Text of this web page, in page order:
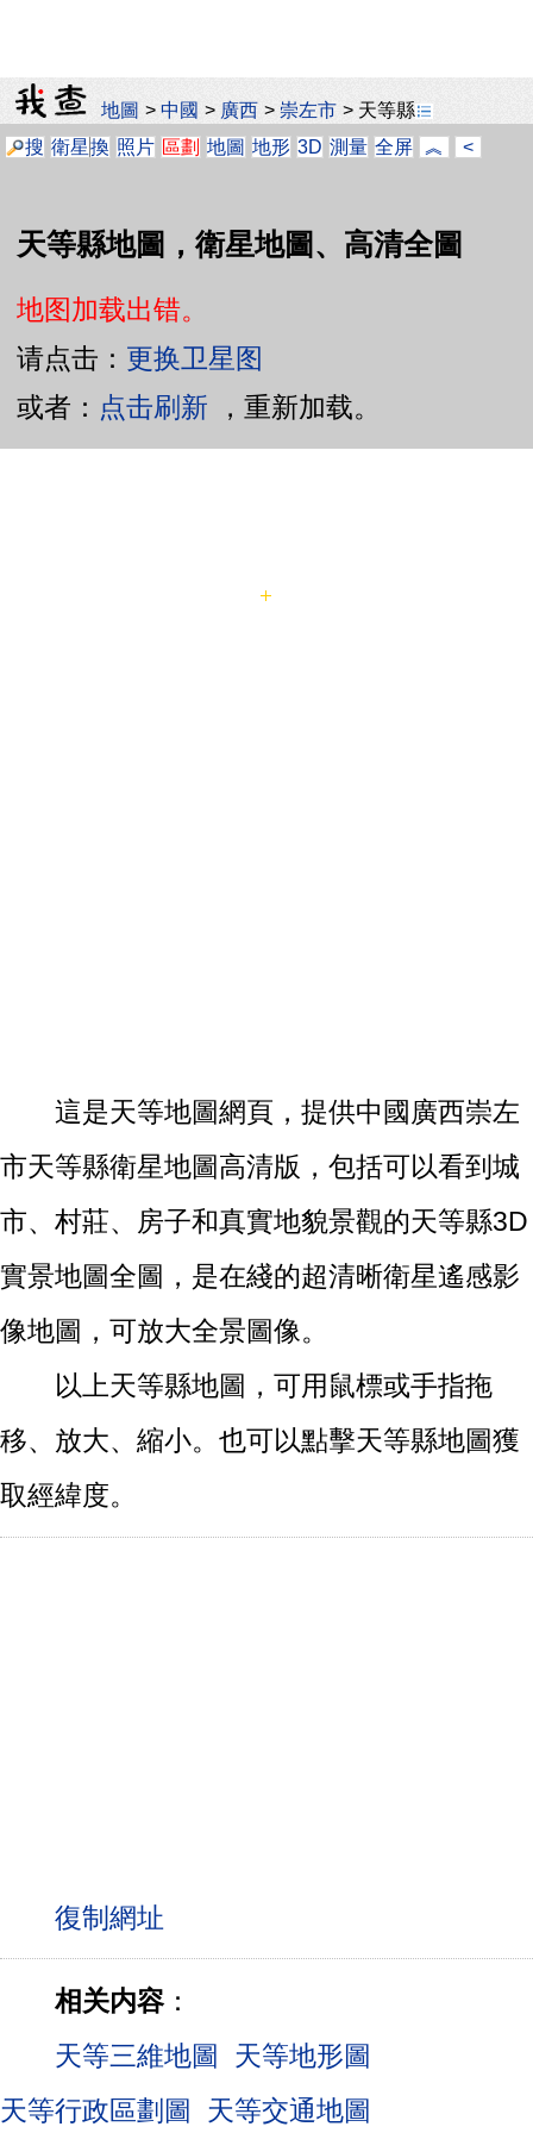
地圖 >中國 > 廣西 > 崇左市 > 天等縣
搜 衛星換 照片 區劃 地圖 地形 3D 測量 全屏 ︽ <
天等縣地圖，衛星地圖、高清全圖
地图加载出错。
请点击： 更换卫星图
或者： 点击刷新 ，重新加载。
這是天等地圖網頁，提供中國廣西崇左
市天等縣衛星地圖高清版，包括可以看到城
市、村莊、房子和真實地貌景觀的天等縣3D
實景地圖全圖，是在綫的超清晰衛星遙感影
像地圖，可放大全景圖像。
以上天等縣地圖，可用鼠標或手指拖
移、放大、縮小。也可以點擊天等縣地圖獲
取經緯度。
相关内容：
天等三維地圖
天等地形圖
天等行政區劃圖
天等交通地圖